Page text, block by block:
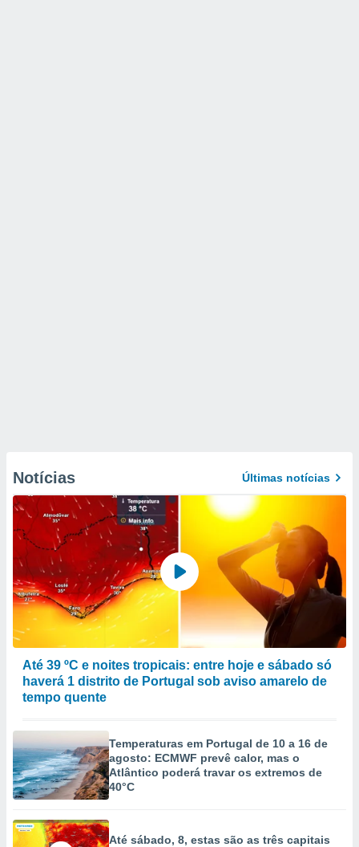
Notícias Últimas notícias
Até 39 ºC e noites tropicais: entre hoje e sábado só
haverá 1 distrito de Portugal sob aviso amarelo de
tempo quente
Temperaturas em Portugal de 10 a 16 de
agosto: ECMWF prevê calor, mas o
Atlântico poderá travar os extremos de
40°C
Até sábado, 8, estas são as três capitais